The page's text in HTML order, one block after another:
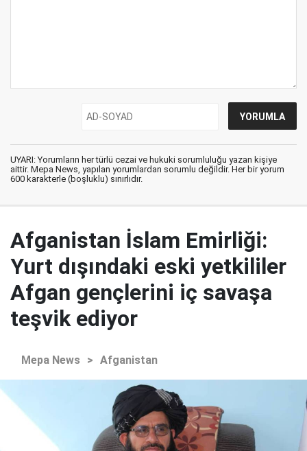
UYARI: Yorumların her türlü cezai ve hukuki sorumluluğu yazan kişiye
aittir. Mepa News, yapılan yorumlardan sorumlu değildir. Her bir yorum
600 karakterle (boşluklu) sınırlıdır.
Afganistan İslam Emirliği:
Yurt dışındaki eski yetkililer
Afgan gençlerini iç savaşa
teşvik ediyor
Mepa News > Afganistan